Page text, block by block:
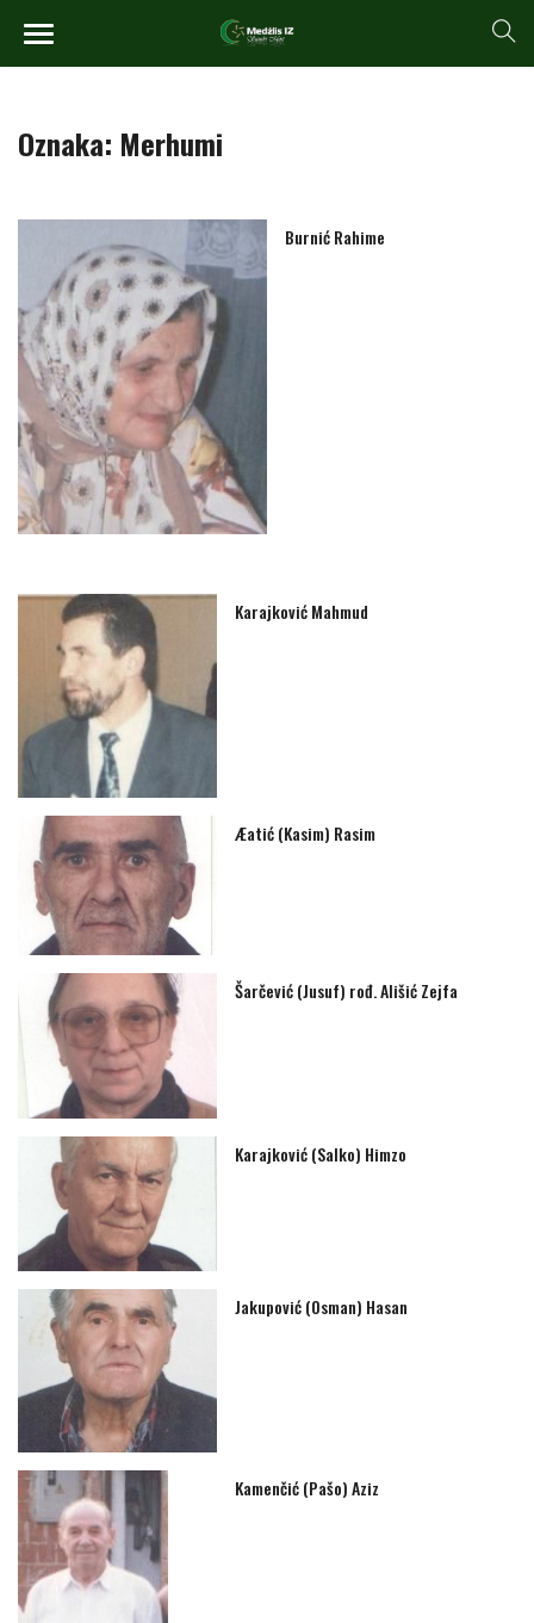
Oznaka: Merhumi
Burnić Rahime
Karajković Mahmud
Æatić (Kasim) Rasim
Šarčević (Jusuf) rođ. Ališić Zejfa
Karajković (Salko) Himzo
Jakupović (Osman) Hasan
Kamenčić (Pašo) Aziz